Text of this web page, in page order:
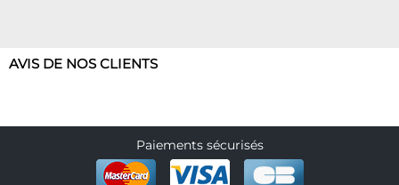
AVIS DE NOS CLIENTS
Paiements sécurisés